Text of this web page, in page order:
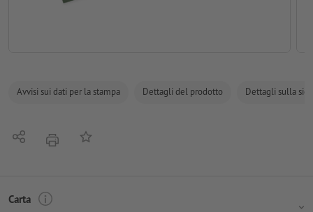
Avvisi sui dati per la stampa Dettagli del prodotto Dettagli sulla
Condividistamparealla lista preferiti
Carta